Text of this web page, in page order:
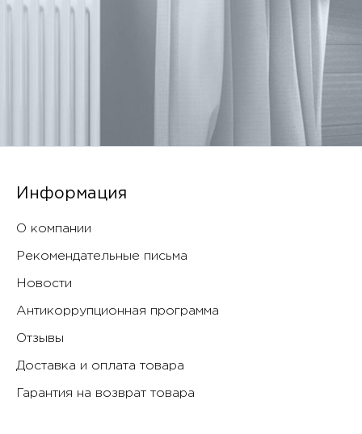
Информация
О компании
Рекомендательные письма
Новости
Антикоррупционная программа
Отзывы
Доставка и оплата товара
Гарантия на возврат товара